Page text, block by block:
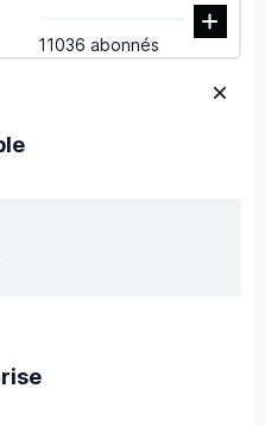
11036 abonnés